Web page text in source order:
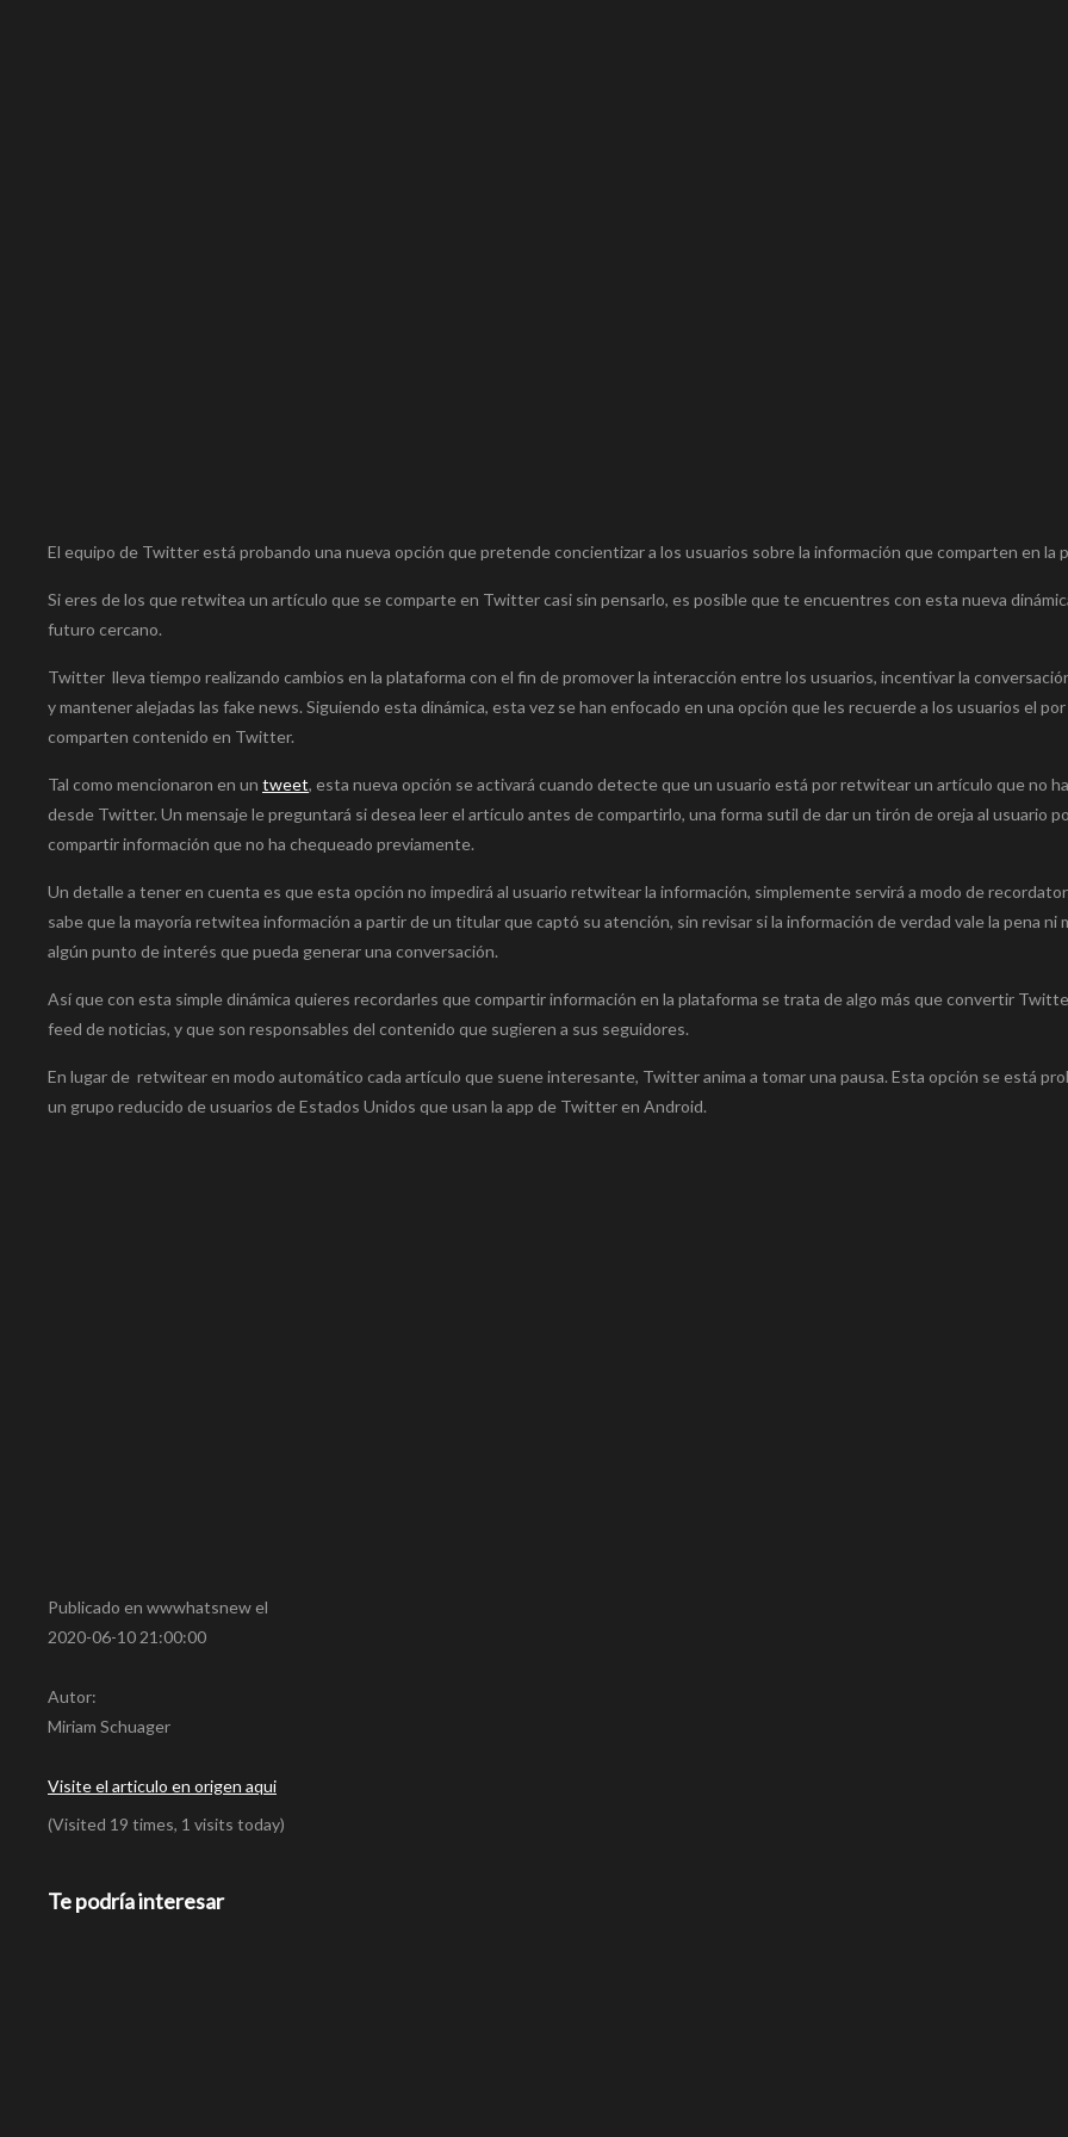
El equipo de Twitter está probando una nueva opción que pretende concientizar a los usuarios sobre la información que comparten en la
Si eres de los que retwitea un artículo que se comparte en Twitter casi sin pensarlo, es posible que te encuentres con esta nueva
futuro cercano.
Twitter lleva tiempo realizando cambios en la plataforma con el fin de promover la interacción entre los usuarios, incentivar la
y mantener alejadas las fake news. Siguiendo esta dinámica, esta vez se han enfocado en una opción que les recuerde a los usuarios el
comparten contenido en Twitter.
Tal como mencionaron en un tweet, esta nueva opción se activará cuando detecte que un usuario está por retwitear un artículo que no
desde Twitter. Un mensaje le preguntará si desea leer el artículo antes de compartirlo, una forma sutil de dar un tirón de oreja al usuario
compartir información que no ha chequeado previamente.
Un detalle a tener en cuenta es que esta opción no impedirá al usuario retwitear la información, simplemente servirá a modo de
sabe que la mayoría retwitea información a partir de un titular que captó su atención, sin revisar si la información de verdad vale la pena ni
algún punto de interés que pueda generar una conversación.
Así que con esta simple dinámica quieres recordarles que compartir información en la plataforma se trata de algo más que convertir
feed de noticias, y que son responsables del contenido que sugieren a sus seguidores.
En lugar de retwitear en modo automático cada artículo que suene interesante, Twitter anima a tomar una pausa. Esta opción se está
un grupo reducido de usuarios de Estados Unidos que usan la app de Twitter en Android.
Publicado en wwwhatsnew el
2020-06-10 21:00:00
Autor:
Miriam Schuager
Visite el articulo en origen aqui
(Visited 19 times, 1 visits today)
Te podría interesar